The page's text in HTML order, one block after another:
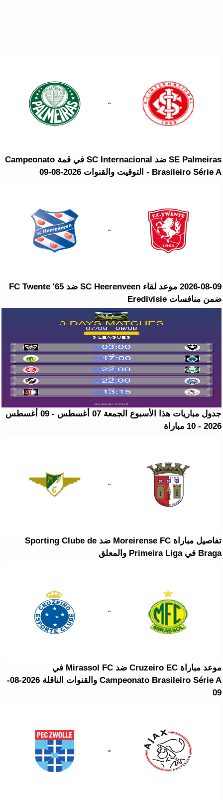
SE Palmeiras ضد SC Internacional في قمة Campeonato
Brasileiro Série A - التوقيت والقنوات 2026-08-09
2026-08-09 موعد لقاء SC Heerenveen ضد FC Twente '65
ضمن منافسات Eredivisie
جدول مباريات هذا الأسبوع الجمعة 07 أغسطس - 09 أغسطس
2026 - 10 مباراة
تفاصيل مباراة Moreirense FC ضد Sporting Clube de
Braga في Primeira Liga والمعلق
موعد مباراة Cruzeiro EC ضد Mirassol FC في
Campeonato Brasileiro Série A والقنوات الناقلة 2026-08-
09